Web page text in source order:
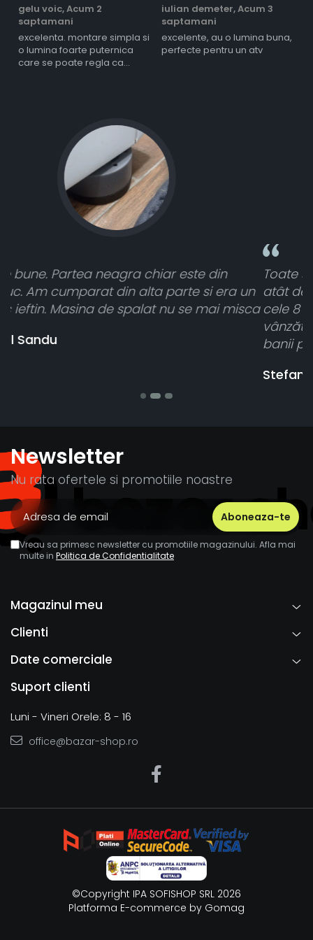
gelu voic,Acum 2
saptamani
excelenta. montare simpla si
o lumina foarte puternica
care se poate regla ca
iulian demeter,Acum 3
saptamani
excelente, au o lumina buna,
perfecte pentru un atv
Toate sunt foarte luminoase și funcționează
atât de bine în curtea din spate. A primit toate
cele 8 bucati dar una nu a funcționat,
vânzătorul a răspuns rapid și a rambursat
banii pentru 1 bucata, Multumesc
Newsletter
Nu rata ofertele si promotiile noastre
Vreau sa primesc newsletter cu promotiile magazinului. Afla mai
multe in Politica de Confidentialitate
Magazinul meu
Clienti
Date comerciale
Suport clienti
Luni - Vineri Orele: 8 - 16
office@bazar-shop.ro
©Copyright IPA SOFISHOP SRL 2026
Platforma E-commerce by Gomag